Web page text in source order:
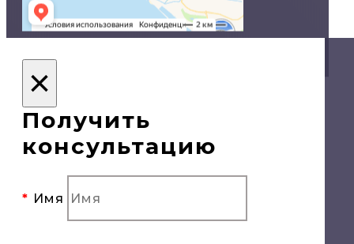
×
Получить
консультацию
Имя